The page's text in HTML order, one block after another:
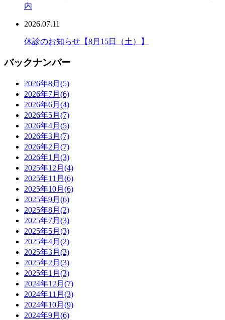
内
2026.07.11
休診のお知らせ【8月15日（土）】
バックナンバー
2026年8月 (5)
2026年7月 (6)
2026年6月 (4)
2026年5月 (7)
2026年4月 (5)
2026年3月 (7)
2026年2月 (7)
2026年1月 (3)
2025年12月 (4)
2025年11月 (6)
2025年10月 (6)
2025年9月 (6)
2025年8月 (2)
2025年7月 (3)
2025年5月 (3)
2025年4月 (2)
2025年3月 (2)
2025年2月 (3)
2025年1月 (3)
2024年12月 (7)
2024年11月 (3)
2024年10月 (9)
2024年9月 (6)